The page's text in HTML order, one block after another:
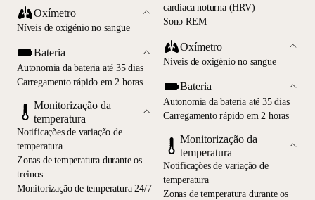
Oxímetro
Níveis de oxigénio no sangue
Bateria
Autonomia da bateria até 35 dias
Carregamento rápido em 2 horas
Monitorização da
temperatura
Notificações de variação de
temperatura
Zonas de temperatura durante os
treinos
Monitorização de temperatura 24/7
cardíaca noturna (HRV)
Sono REM
Oxímetro
Níveis de oxigénio no sangue
Bateria
Autonomia da bateria até 35 dias
Carregamento rápido em 2 horas
Monitorização da
temperatura
Notificações de variação de
temperatura
Zonas de temperatura durante os